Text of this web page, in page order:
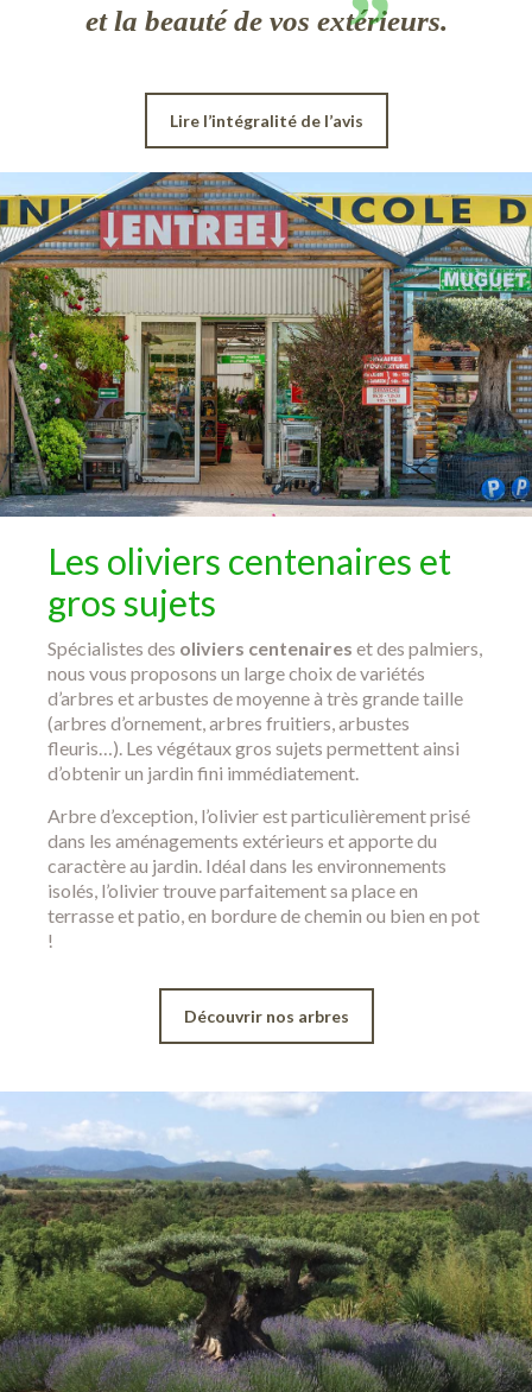
et la beauté de vos extérieurs.
Lire l’intégralité de l’avis
Les oliviers centenaires et
gros sujets
Spécialistes des oliviers centenaires et des palmiers,
nous vous proposons un large choix de variétés
d’arbres et arbustes de moyenne à très grande taille
(arbres d’ornement, arbres fruitiers, arbustes
fleuris…). Les végétaux gros sujets permettent ainsi
d’obtenir un jardin fini immédiatement.
Arbre d’exception, l’olivier est particulièrement prisé
dans les aménagements extérieurs et apporte du
caractère au jardin. Idéal dans les environnements
isolés, l’olivier trouve parfaitement sa place en
terrasse et patio, en bordure de chemin ou bien en pot
!
Découvrir nos arbres